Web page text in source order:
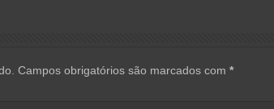
Campos obrigatórios são marcados com *